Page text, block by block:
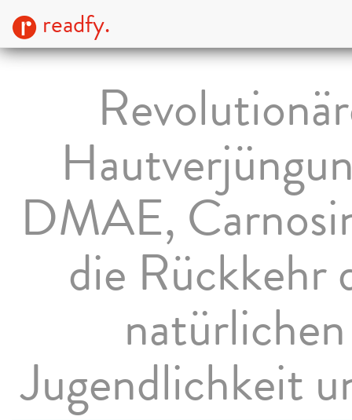
readfy.
DMAE,
die Rückkehr
natürlichen
Jugendlichkeit